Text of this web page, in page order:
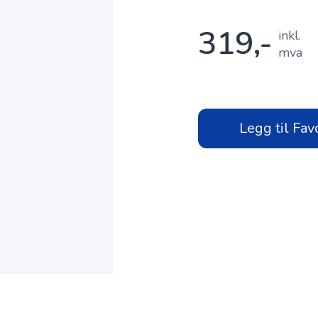
319,- inkl.
mva
Legg til